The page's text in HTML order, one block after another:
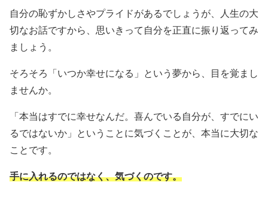
自分の恥ずかしさやプライドがあるでしょうが、人生の大
切なお話ですから、思いきって自分を正直に振り返ってみ
ましょう。
そろそろ「いつか幸せになる」という夢から、目を覚まし
ませんか。
「本当はすでに幸せなんだ。喜んでいる自分が、すでにい
るではないか」ということに気づくことが、本当に大切な
ことです。
手に入れるのではなく、気づくのです。